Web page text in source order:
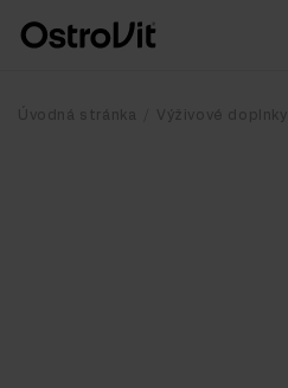
Úvodná stránka Výživové doplnky